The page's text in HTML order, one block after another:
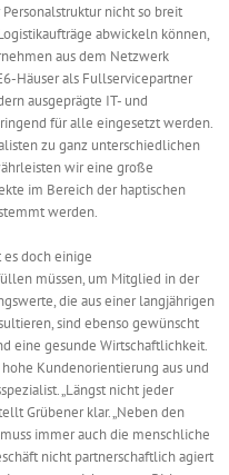
nicht so breit
abwickeln können,
aus dem Netzwerk
Häuser als Fullservicepartner
ausgeprägte IT- und
für alle eingesetzt werden.
zu ganz unterschiedlichen
wir eine große
im Bereich der haptischen
werden.
doch einige
müssen, um Mitglied in der
die aus einer langjährigen
sind ebenso gewünscht
eine gesunde Wirtschaftlichkeit.
Kundenorientierung aus und
„Längst nicht jeder
Grübener klar. „Neben den
immer auch die menschliche
nicht partnerschaftlich agiert